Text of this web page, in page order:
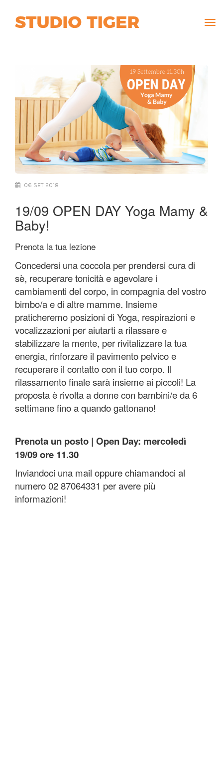
06 SET 2018
19/09 OPEN DAY Yoga Mamy &
Baby!
Prenota la tua lezione
Concedersi una coccola per prendersi cura di
sè, recuperare tonicità e agevolare i
cambiamenti del corpo, in compagnia del vostro
bimbo/a e di altre mamme. Insieme
praticheremo posizioni di Yoga, respirazioni e
vocalizzazioni per aiutarti a rilassare e
stabilizzare la mente, per rivitalizzare la tua
energia, rinforzare il pavimento pelvico e
recuperare il contatto con il tuo corpo. Il
rilassamento finale sarà insieme ai piccoli! La
proposta è rivolta a donne con bambini/e da 6
settimane fino a quando gattonano!
Prenota un posto | Open Day: mercoledì
19/09 ore 11.30
Inviandoci una mail oppure chiamandoci al
numero 02 87064331 per avere più
informazioni!